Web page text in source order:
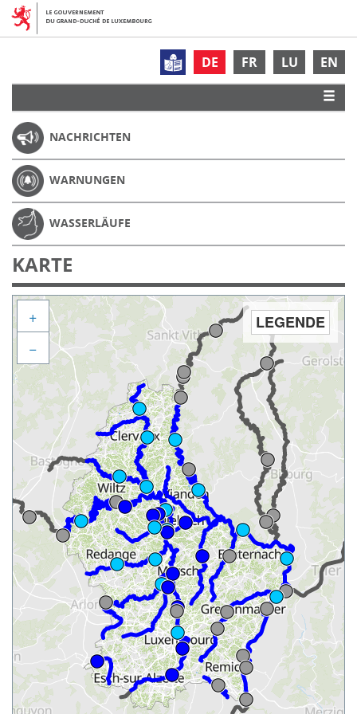
DE FR LU EN
NACHRICHTEN
WARNUNGEN
WASSERLÄUFE
KARTE
LEGENDE
+
−